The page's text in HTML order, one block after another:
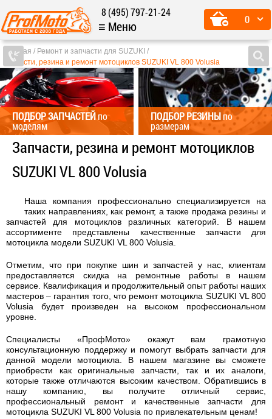
8 (495) 797-21-24
0
≡ Меню
Главная
Ремонт и запчасти для SUZUKI
Запчасти, резина и ремонт мотоциклов SUZUKI VL 800 Volusia
ПОДБОР ЗАПЧАСТЕЙпо
моделям
ПОДБОР РЕЗИНЫпо
размерам
Запчасти, резина и ремонт мотоциклов
SUZUKI VL 800 Volusia
Наша компания профессионально специализируется на
таких направлениях, как ремонт, а также продажа резины и
запчастей для мотоциклов различных категорий. В нашем
ассортименте представлены качественные запчасти для
мотоцикла модели SUZUKI VL 800 Volusia.
Отметим, что при покупке шин и запчастей у нас, клиентам
предоставляется скидка на ремонтные работы в нашем
сервисе. Квалификация и продолжительный опыт работы наших
мастеров – гарантия того, что ремонт мотоцикла SUZUKI VL 800
Volusiaбудет произведен на высоком профессиональном
уровне.
Специалисты «ПрофМото» окажут вам грамотную
консультационную поддержку и помогут выбрать запчасти для
данной модели мотоцикла. В нашем магазине вы сможете
приобрести как оригинальные запчасти, так и их аналоги,
которые также отличаются высоким качеством. Обратившись в
нашу компанию, вы получите отличный сервис,
профессиональный ремонт и качественные запчасти для
мотоцикла SUZUKI VL 800 Volusia по привлекательным ценам!